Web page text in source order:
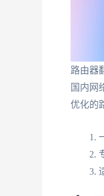
路由器
国内网
优化的